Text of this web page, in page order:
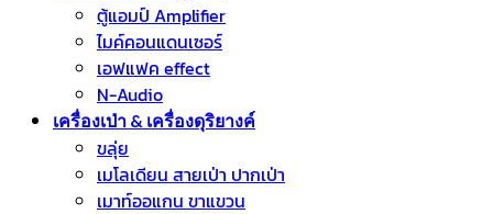
ตู้แอมป์ Amplifier
ไมค์คอนแดนเซอร์
เอฟแฟค effect
N-Audio
เครื่องเป่า & เครื่องดุริยางค์
ขลุ่ย
เมโลเดียน สายเป่า ปากเป่า
เมาท์ออแกน ขาแขวน